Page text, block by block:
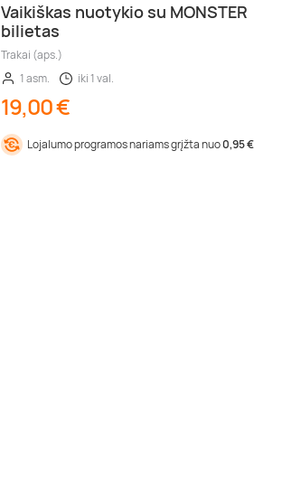
Vaikiškas nuotykio su MONSTER
bilietas
Trakai (aps.)
1 asm.
iki 1 val.
19,00 €
Lojalumo programos nariams grįžta nuo0,95 €